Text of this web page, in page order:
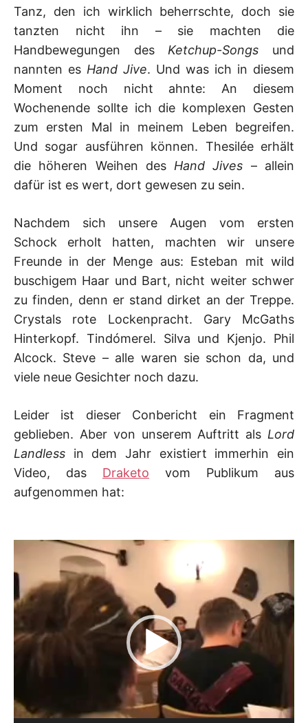
Tanz, den ich wirklich beherrschte, doch sie
tanzten nicht ihn – sie machten die
Handbewegungen des Ketchup-Songs und
nannten es Hand Jive. Und was ich in diesem
Moment noch nicht ahnte: An diesem
Wochenende sollte ich die komplexen Gesten
zum ersten Mal in meinem Leben begreifen.
Und sogar ausführen können. Thesilée erhält
die höheren Weihen des Hand Jives – allein
dafür ist es wert, dort gewesen zu sein.
Nachdem sich unsere Augen vom ersten
Schock erholt hatten, machten wir unsere
Freunde in der Menge aus: Esteban mit wild
buschigem Haar und Bart, nicht weiter schwer
zu finden, denn er stand dirket an der Treppe.
Crystals rote Lockenpracht. Gary McGaths
Hinterkopf. Tindómerel. Silva und Kjenjo. Phil
Alcock. Steve – alle waren sie schon da, und
viele neue Gesichter noch dazu.
Leider ist dieser Conbericht ein Fragment
geblieben. Aber von unserem Auftritt als Lord
Landless in dem Jahr existiert immerhin ein
Video, das Draketo vom Publikum aus
aufgenommen hat:
Video-
Player